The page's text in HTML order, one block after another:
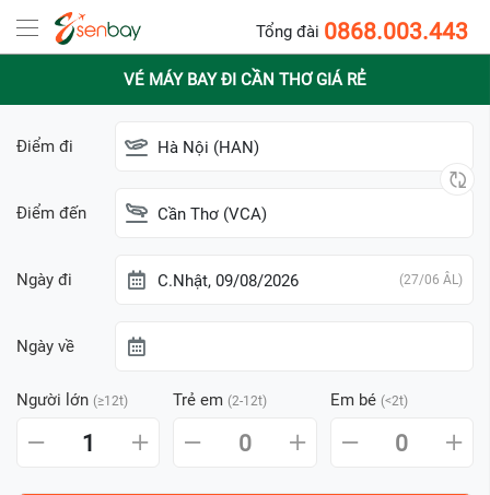
Tổng đài 0868.003.443
VÉ MÁY BAY ĐI CẦN THƠ GIÁ RẺ
Điểm đi Hà Nội (HAN)
Điểm đến Cần Thơ (VCA)
Ngày đi C.Nhật, 09/08/2026 (27/06 ÂL)
Ngày về
Người lớn (≥12t) Trẻ em (2-12t) Em bé (<2t)
1 0 0